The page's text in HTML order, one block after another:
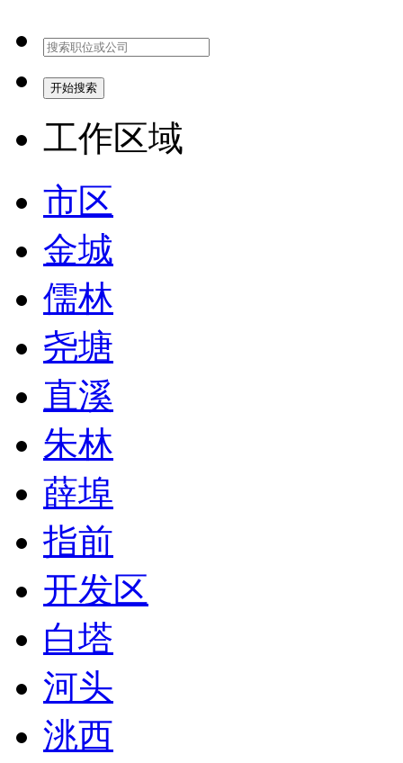
开始搜索
工作区域
市区
金城
儒林
尧塘
直溪
朱林
薛埠
指前
开发区
白塔
河头
洮西